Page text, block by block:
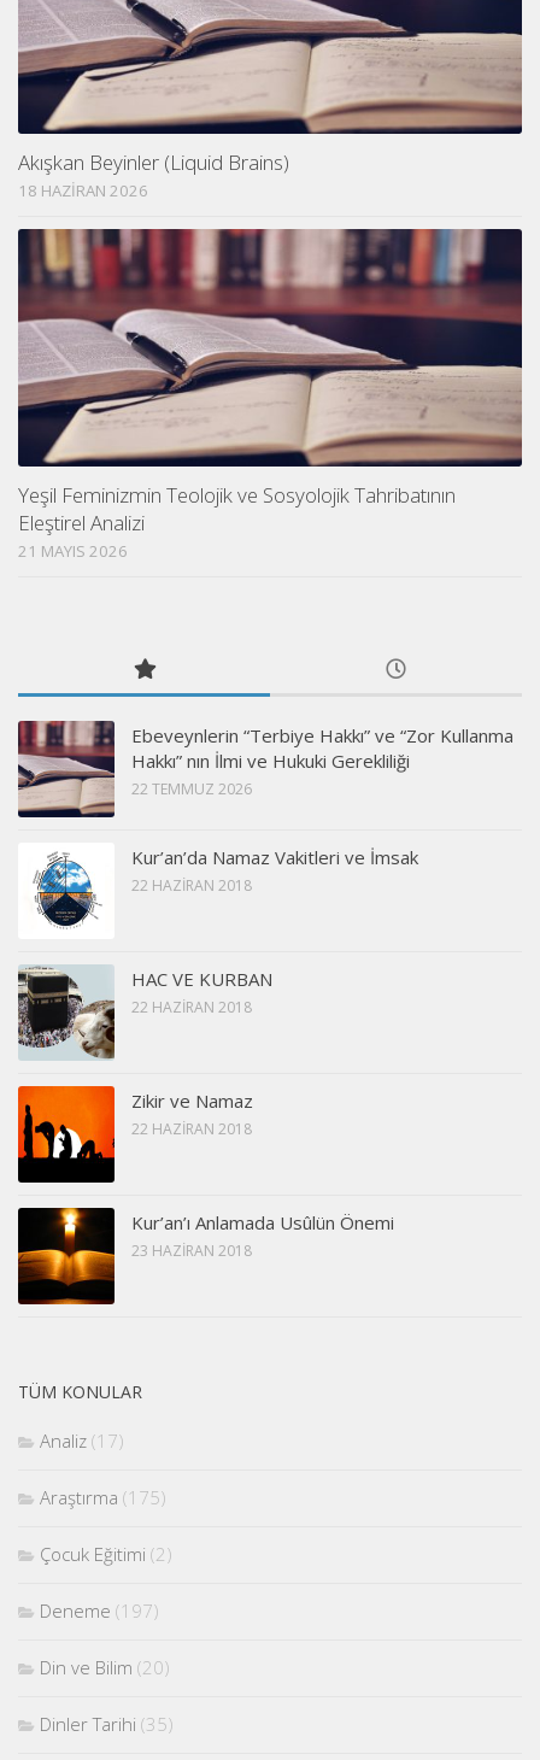
Akışkan Beyinler (Liquid Brains)
18 HAZIRAN 2026
Yeşil Feminizmin Teolojik ve Sosyolojik Tahribatının
Eleştirel Analizi
21 MAYIS 2026
Ebeveynlerin “Terbiye Hakkı” ve “Zor Kullanma
Hakkı” nın İlmi ve Hukuki Gerekliliği
22 TEMMUZ 2026
Kur’an’da Namaz Vakitleri ve İmsak
22 HAZIRAN 2018
HAC VE KURBAN
22 HAZIRAN 2018
Zikir ve Namaz
22 HAZIRAN 2018
Kur’an’ı Anlamada Usûlün Önemi
23 HAZIRAN 2018
TÜM KONULAR
Analiz (17)
Araştırma (175)
Çocuk Eğitimi (2)
Deneme (197)
Din ve Bilim (20)
Dinler Tarihi (35)